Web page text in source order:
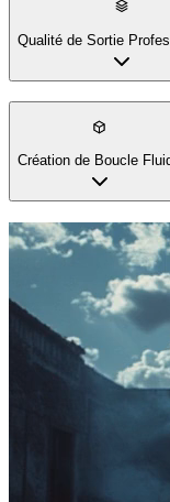
Meilleure flexibilité
IA professionnels
Création de Boucle